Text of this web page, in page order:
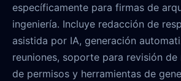
específicamente para firmas de
ingeniería. Incluye redacción de
asistida por IA, generación
reuniones, soporte para revisión de
de permisos y herramientas de